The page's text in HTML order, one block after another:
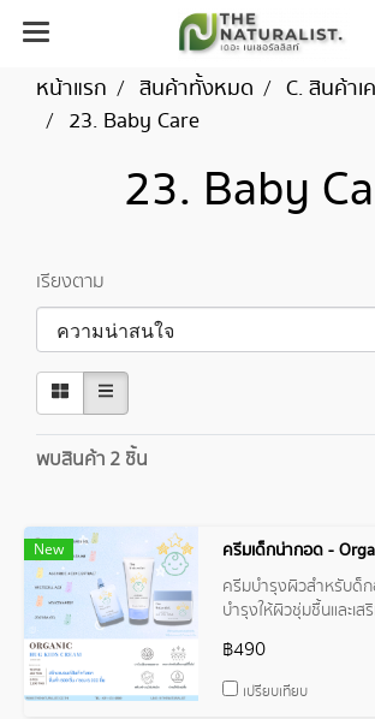
หน้าแรก สินค้าทั้งหมด
C. สินค้า
23. Baby Care
23. Baby
เรียงตาม
พบสินค้า 2 ชิ้น
New
ครีมบำรุงผิวสำหรับด็
บำรุงให้ผิวชุ่มชื้นและเส
฿490
เปรียบเทียบ